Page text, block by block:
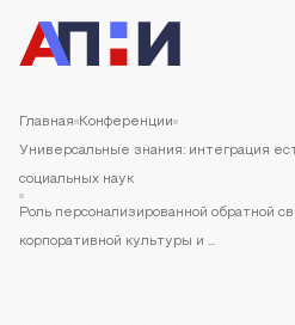
Главная Конференции
Универсальные знания: интеграция
социальных наук
Роль персонализированной обратной
корпоративной культуры и ...